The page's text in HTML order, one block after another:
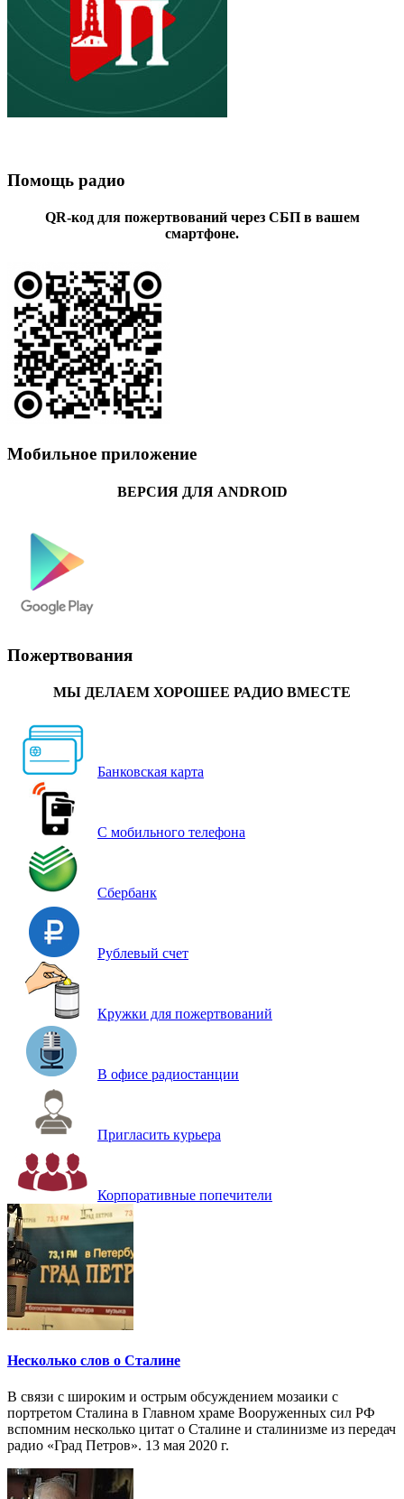
Помощь радио
QR-код для пожертвований через СБП в вашем
смартфоне.
Мобильное приложение
ВЕРСИЯ ДЛЯ ANDROID
Пожертвования
МЫ ДЕЛАЕМ ХОРОШЕЕ РАДИО ВМЕСТЕ
Банковская карта
С мобильного телефона
Сбербанк
Рублевый счет
Кружки для пожертвований
В офисе радиостанции
Пригласить курьера
Корпоративные попечители
Несколько слов о Сталине
В связи с широким и острым обсуждением мозаики с
портретом Сталина в Главном храме Вооруженных сил РФ
вспомним несколько цитат о Сталине и сталинизме из передач
радио «Град Петров». 13 мая 2020 г.